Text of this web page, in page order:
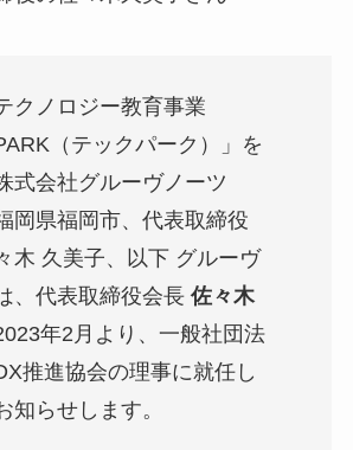
クノロジー教育事業
（テックパーク）」を
式会社グルーヴノーツ
岡県福岡市、代表取締役
木 久美子、以下 グルーヴ
、代表取締役会長 佐々木
年2月より、一般社団法
推進協会の理事に就任し
知らせします。